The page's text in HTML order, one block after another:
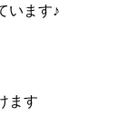
います♪
ます